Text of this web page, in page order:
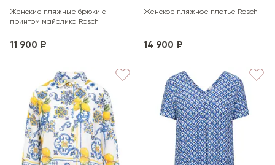
Женские пляжные брюки с
принтом майолика Rosch
11 900 ₽
Женское пляжное платье Rosch
14 900 ₽